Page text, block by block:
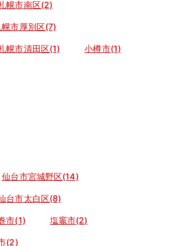
幌市南区(2)
幌市厚別区(7)
幌市清田区(1) 小樽市(1)
仙台市宮城野区(14)
台市太白区(8)
市(1) 塩竈市(2)
(2)